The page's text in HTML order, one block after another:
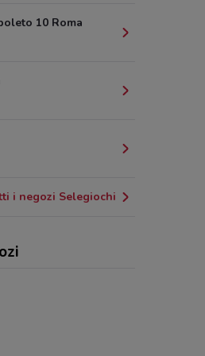
10 Roma
i negozi Selegiochi